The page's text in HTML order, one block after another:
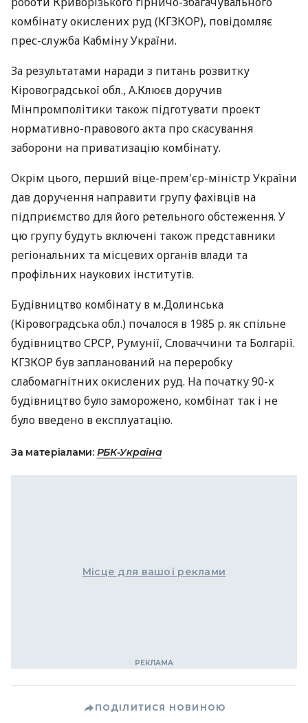
комбінату окислених руд (КГЗКОР), повідомляє
прес-служба Кабміну України.
За результатами наради з питань розвитку
Кіровоградської обл., А.Клюєв доручив
Мінпромполітики також підготувати проект
нормативно-правового акта про скасування
заборони на приватизацію комбінату.
Окрім цього, перший віце-прем'єр-міністр України
дав доручення направити групу фахівців на
підприємство для його ретельного обстеження. У
цю групу будуть включені також представники
регіональних та місцевих органів влади та
профільних наукових інститутів.
Будівництво комбінату в м.Долинська
(Кіровоградська обл.) почалося в 1985 р. як спільне
будівництво СРСР, Румунії, Словаччини та Болгарії.
КГЗКОР був запланований на переробку
слабомагнітних окислених руд. На початку 90-х
будівництво було заморожено, комбінат так і не
було введено в експлуатацію.
За матеріалами: РБК-Україна
Місце для вашої реклами
ПОДІЛИТИСЯ НОВИНОЮ